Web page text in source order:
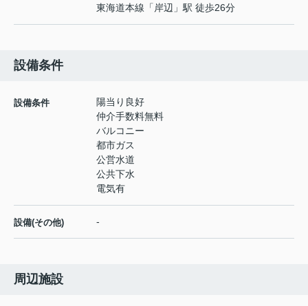
東海道本線 「岸辺 」駅 徒歩26分
設備条件
設備条件
陽当り良好
仲介手数料無料
バルコニー
都市ガス
公営水道
公共下水
電気有
設備(その他) -
周辺施設